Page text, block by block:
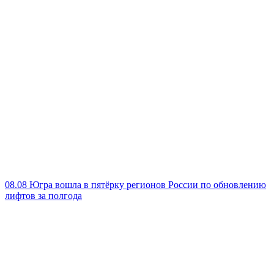
08.08 Югра вошла в пятёрку регионов России по обновлению
лифтов за полгода